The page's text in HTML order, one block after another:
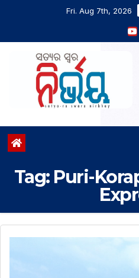
Fri. Aug 7th, 2026
Tag: Puri-